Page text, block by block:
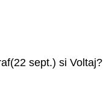
sept.) si Voltaj?